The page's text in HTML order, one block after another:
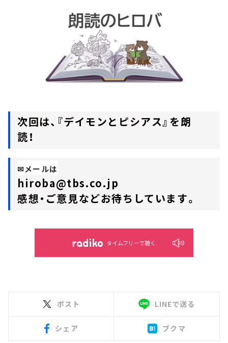
次回は、『デイモンとピシアス』を朗
読！
✉メールは
hiroba@tbs.co.jp
感想・ご意見などお待ちしています。
タイムフリーで聴く
ポスト LINEで送る
シェア ブクマ